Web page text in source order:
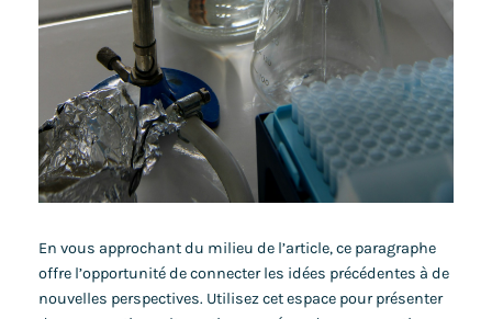
En vous approchant du milieu de l’article, ce paragraphe
offre l’opportunité de connecter les idées précédentes à de
nouvelles perspectives. Utilisez cet espace pour présenter